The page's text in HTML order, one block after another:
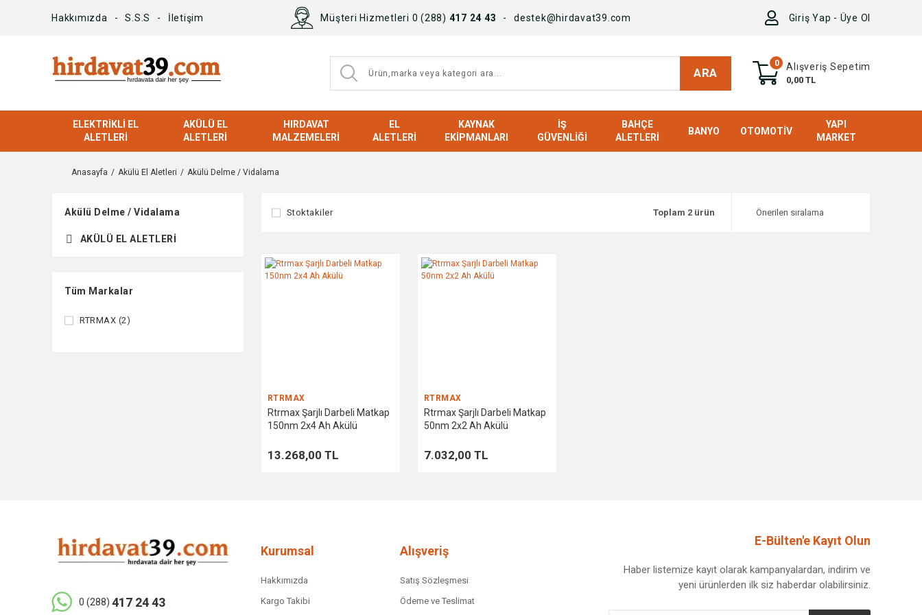
Hakkımızda S.S.S İletişim Müşteri Hizmetleri 0 (288) 417 24 43 destek@hirdavat39.com Giriş Yap - Üye Ol
ARA
0 Alışveriş Sepetim
0,00 TL
ELEKTRIKLI EL
ALETLERI
AKÜLÜ EL
ALETLERI
HIRDAVAT
MALZEMELERI
EL
ALETLERI
KAYNAK
EKIPMANLARI
İŞ
GÜVENLIĞI
BAHÇE
ALETLERI
BANYO OTOMOTIV
YAPI
MARKET
Anasayfa Akülü El Aletleri Akülü Delme / Vidalama
Akülü Delme / Vidalama
AKÜLÜ EL ALETLERI
Tüm Markalar
RTRMAX (2)
Stoktakiler Toplam 2 ürün
RTRMAX
Rtrmax Şarjlı Darbeli Matkap
150nm 2x4 Ah Akülü
13.268,00 TL
RTRMAX
Rtrmax Şarjlı Darbeli Matkap
50nm 2x2 Ah Akülü
7.032,00 TL
0 (288) 417 24 43
Kurumsal
Hakkımızda
Kargo Takibi
Alışveriş
Satış Sözleşmesi
Ödeme ve Teslimat
E-Bülten'e Kayıt Olun
Haber listemize kayıt olarak kampanyalardan, indirim ve
yeni ürünlerden ilk siz haberdar olabilirsiniz.